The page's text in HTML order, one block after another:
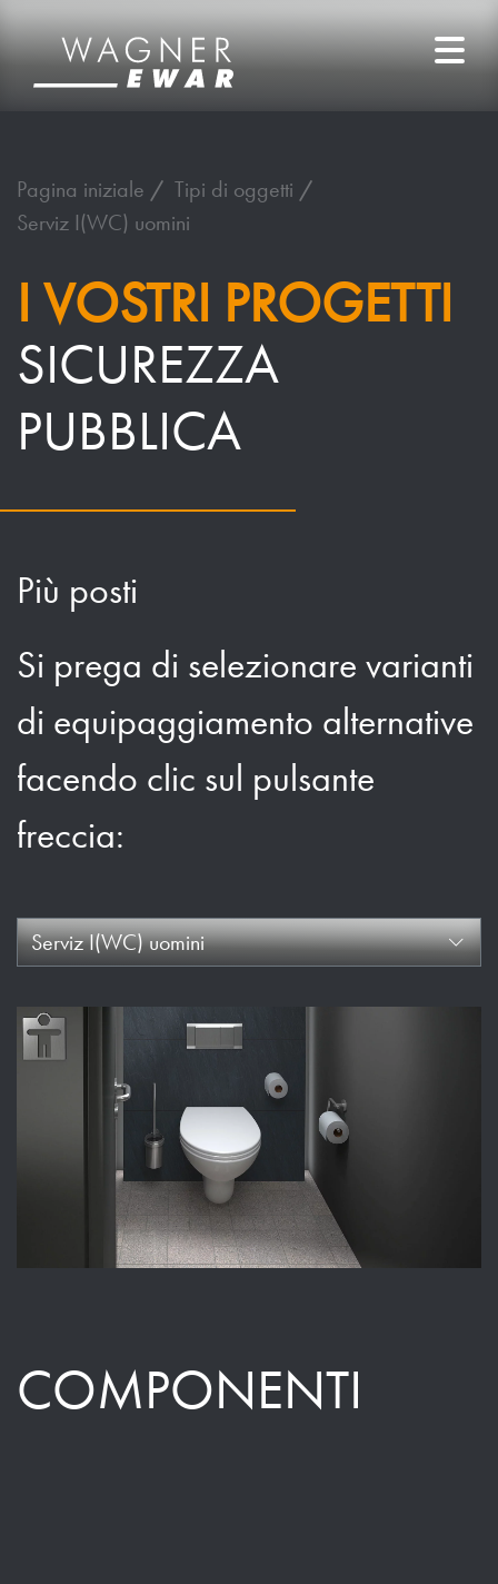
Pagina iniziale
Tipi di oggetti
Serviz I(WC) uomini
I VOSTRI PROGETTI
SICUREZZA
PUBBLICA
Più posti
Si prega di selezionare varianti
di equipaggiamento alternative
facendo clic sul pulsante
freccia:
Serviz I(WC) uomini
COMPONENTI